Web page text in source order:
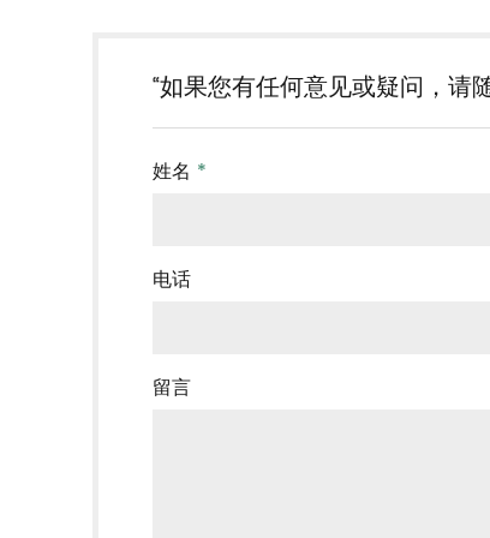
“如果您有任何意见或疑问，请
姓名 *
电话
留言